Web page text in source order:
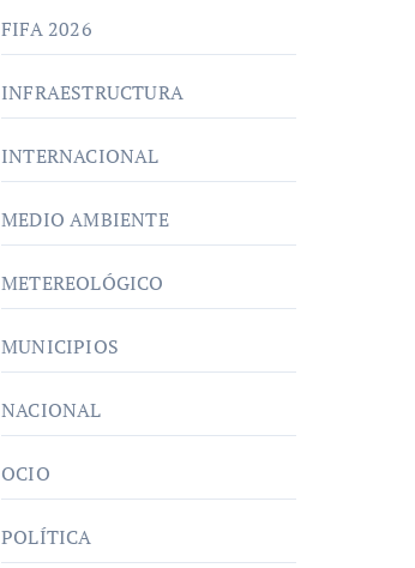
FIFA 2026
INFRAESTRUCTURA
INTERNACIONAL
MEDIO AMBIENTE
METEREOLÓGICO
MUNICIPIOS
NACIONAL
OCIO
POLÍTICA